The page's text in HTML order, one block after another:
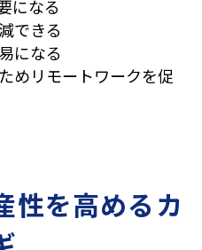
になる
できる
になる
めリモートワークを促
性を高めるカ